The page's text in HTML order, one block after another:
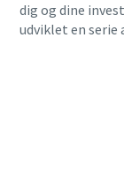
dig og dine
udviklet en